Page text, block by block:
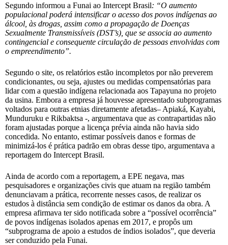
Segundo informou a Funai ao Intercept Brasil: “O aumento
populacional poderá intensificar o acesso dos povos indígenas ao
álcool, às drogas, assim como a propagação de Doenças
Sexualmente Transmissíveis (DST’s), que se associa ao aumento
contingencial e consequente circulação de pessoas envolvidas com
o empreendimento”.
Segundo o site, os relatórios estão incompletos por não preverem
condicionantes, ou seja, ajustes ou medidas compensatórias para
lidar com a questão indígena relacionada aos Tapayuna no projeto
da usina. Embora a empresa já houvesse apresentado subprogramas
voltados para outras etnias diretamente afetadas– Apiaká, Kayabi,
Munduruku e Rikbaktsa -, argumentava que as contrapartidas não
foram ajustadas porque a licença prévia ainda não havia sido
concedida. No entanto, estimar possíveis danos e formas de
minimizá-los é prática padrão em obras desse tipo, argumentava a
reportagem do Intercept Brasil.
Ainda de acordo com a reportagem, a EPE negava, mas
pesquisadores e organizações civis que atuam na região também
denunciavam a prática, recorrente nesses casos, de realizar os
estudos à distância sem condição de estimar os danos da obra. A
empresa afirmava ter sido notificada sobre a “possível ocorrência”
de povos indígenas isolados apenas em 2017, e propôs um
“subprograma de apoio a estudos de índios isolados”, que deveria
ser conduzido pela Funai.